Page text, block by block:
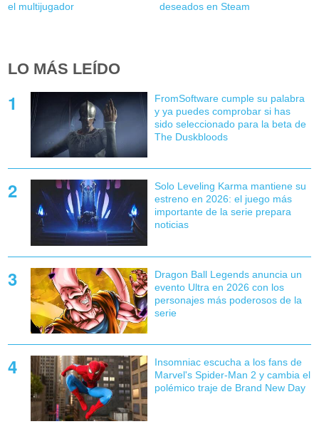
el multijugador
deseados en Steam
LO MÁS LEÍDO
FromSoftware cumple su palabra
y ya puedes comprobar si has
sido seleccionado para la beta de
The Duskbloods
Solo Leveling Karma mantiene su
estreno en 2026: el juego más
importante de la serie prepara
noticias
Dragon Ball Legends anuncia un
evento Ultra en 2026 con los
personajes más poderosos de la
serie
Insomniac escucha a los fans de
Marvel's Spider-Man 2 y cambia el
polémico traje de Brand New Day